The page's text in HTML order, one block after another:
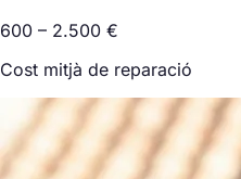
600 – 2.500 €
Cost mitjà de reparació